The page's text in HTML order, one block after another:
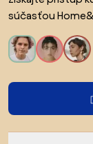
súčasťou